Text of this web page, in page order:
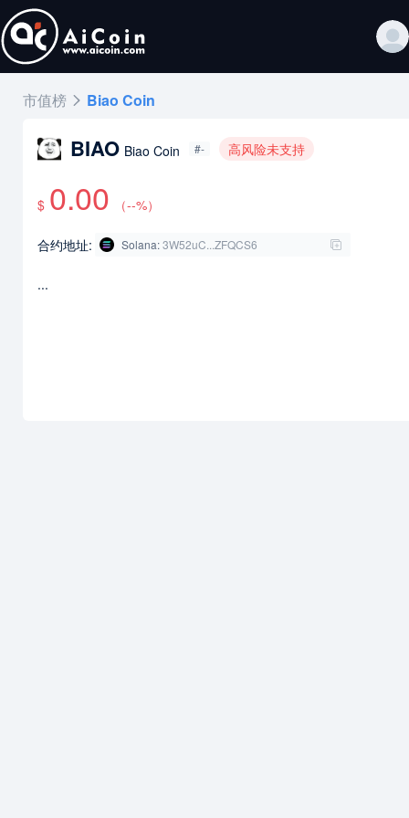
市值榜 Biao Coin
BIAO Biao Coin #- 高风险未支持
$ 0.00 （--%）
合约地址: Solana:3W52uC...ZFQCS6
...